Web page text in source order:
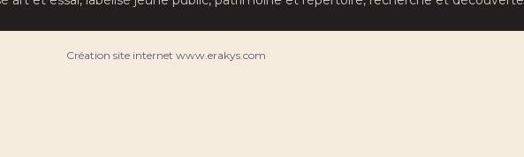
Création site internet www.erakys.com